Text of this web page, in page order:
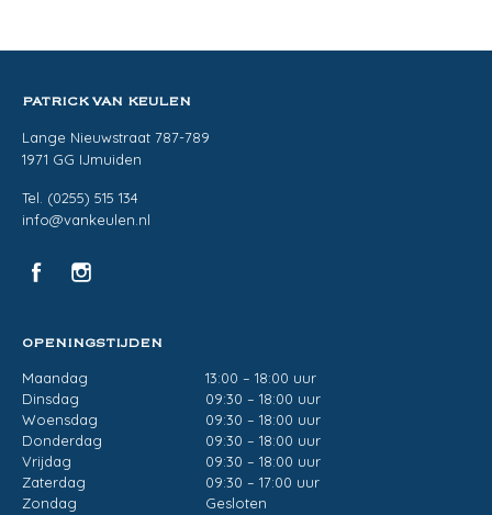
PATRICK VAN KEULEN
Lange Nieuwstraat 787-789
1971 GG IJmuiden
Tel. (0255) 515 134
info@vankeulen.nl
OPENINGSTIJDEN
Maandag
13:00 – 18:00 uur
Dinsdag
09:30 – 18:00 uur
Woensdag
09:30 – 18:00 uur
Donderdag
09:30 – 18:00 uur
Vrijdag
09:30 – 18:00 uur
Zaterdag
09:30 – 17:00 uur
Zondag
Gesloten